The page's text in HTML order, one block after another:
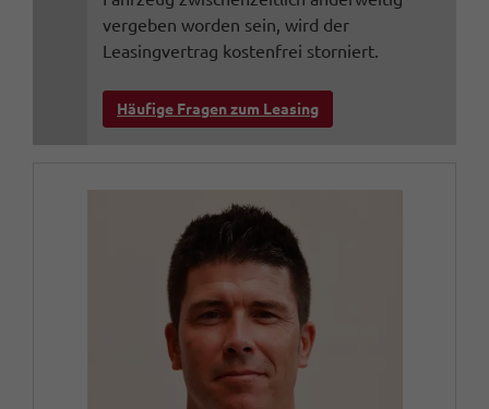
vergeben worden sein, wird der
Leasingvertrag kostenfrei storniert.
Häufige Fragen zum Leasing